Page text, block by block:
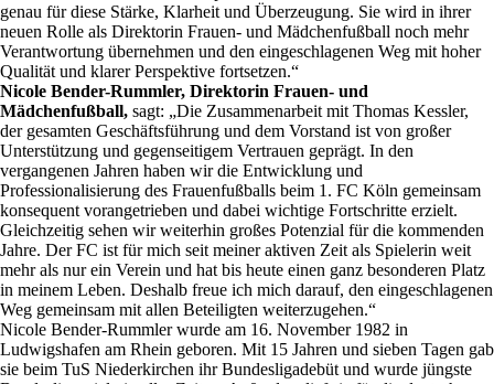
genau für diese Stärke, Klarheit und Überzeugung. Sie wird in ihrer
neuen Rolle als Direktorin Frauen- und Mädchenfußball noch mehr
Verantwortung übernehmen und den eingeschlagenen Weg mit hoher
Qualität und klarer Perspektive fortsetzen.“
Nicole Bender-Rummler, Direktorin Frauen- und
Mädchenfußball, sagt: „Die Zusammenarbeit mit Thomas Kessler,
der gesamten Geschäftsführung und dem Vorstand ist von großer
Unterstützung und gegenseitigem Vertrauen geprägt. In den
vergangenen Jahren haben wir die Entwicklung und
Professionalisierung des Frauenfußballs beim 1. FC Köln gemeinsam
konsequent vorangetrieben und dabei wichtige Fortschritte erzielt.
Gleichzeitig sehen wir weiterhin großes Potenzial für die kommenden
Jahre. Der FC ist für mich seit meiner aktiven Zeit als Spielerin weit
mehr als nur ein Verein und hat bis heute einen ganz besonderen Platz
in meinem Leben. Deshalb freue ich mich darauf, den eingeschlagenen
Weg gemeinsam mit allen Beteiligten weiterzugehen.“
Nicole Bender-Rummler wurde am 16. November 1982 in
Ludwigshafen am Rhein geboren. Mit 15 Jahren und sieben Tagen gab
sie beim TuS Niederkirchen ihr Bundesligadebüt und wurde jüngste